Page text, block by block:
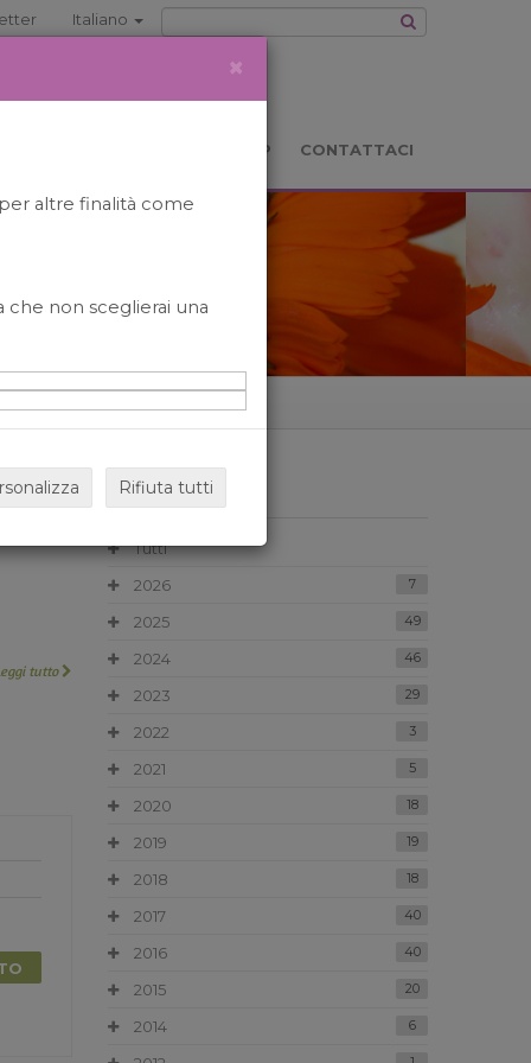
Italiano
BOOKSHOP CONTATTACI
tutto
ARCHIVIO
Tutti
2026
7
2025 49
2024 46
2023 29
2022 3
2021 5
2020 18
2019 19
2018 18
2017 40
2016 40
2015 20
2014 6
×
altre finalità come
che non sceglierai una
Rifiuta tutti